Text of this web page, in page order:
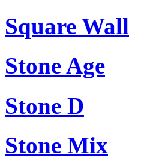
Square Wall
Stone Age
Stone D
Stone Mix